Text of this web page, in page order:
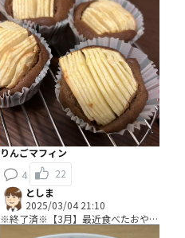
りんごマフィン
4
22
としま
2025/03/04 21:10
※終了済※【3月】最近食べたおやつ